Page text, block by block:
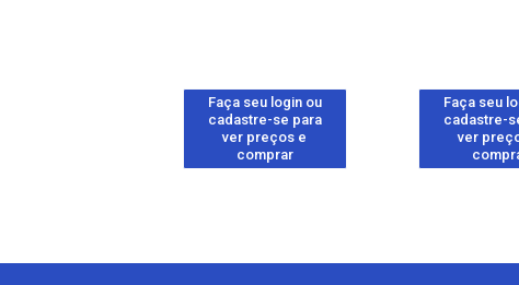
Faça seu login ou
cadastre-se para
ver preços e
comprar
Faça seu
cadastre-
ver